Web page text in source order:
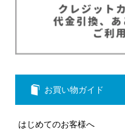
お買い物ガイド
はじめてのお客様へ